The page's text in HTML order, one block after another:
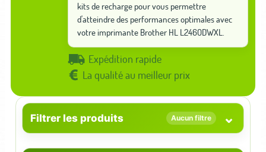
kits de recharge pour vous permettre
d'atteindre des performances optimales avec
votre imprimante Brother HL L2460DWXL.
Expédition rapide
La qualité au meilleur prix
Filtrer les produits Aucun filtre ⌄